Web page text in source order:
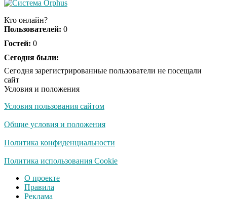
Ролик из Омска: вы
Обнаружена тайная
Усольцева: вторая
Кто онлайн?
Пользователей: 0
Гостей: 0
Сегодня были:
Сегодня зарегистрированные пользователи не посещали
сайт
Условия и положения
Условия пользования сайтом
Общие условия и положения
Политика конфиденциальности
Политика использования Cookie
О проекте
Правила
Реклама